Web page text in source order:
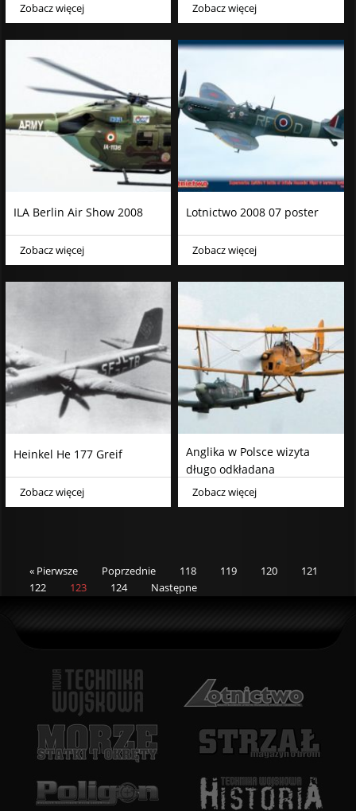
Zobacz więcej Zobacz więcej
ILA Berlin Air Show 2008
Zobacz więcej
Lotnictwo 2008 07 poster
Zobacz więcej
Heinkel He 177 Greif
Zobacz więcej
Anglika w Polsce wizyta
długo odkładana
Zobacz więcej
« Pierwsze Poprzednie 118 119 120
121
122
123 124 Następne